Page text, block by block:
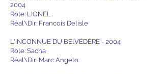
2004
Role: LIONEL
Réal\Dir: Francois Delisle
L'INCONNUE DU BElVÉDÈRE - 2004
Role: Sacha
Réal\Dir: Marc Angelo